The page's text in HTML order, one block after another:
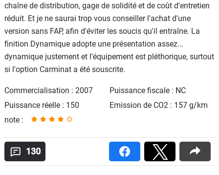
chaîne de distribution, gage de solidité et de coût d'entretien
réduit. Et je ne saurai trop vous conseiller l'achat d'une
version sans FAP, afin d'éviter les soucis qu'il entraîne. La
finition Dynamique adopte une présentation assez...
dynamique justement et l'équipement est pléthorique, surtout
si l'option Carminat a été souscrite.
Commercialisation : 2007
Puissance fiscale : NC
Puissance réelle : 150
Emission de CO2 : 157 g/km
note :
130